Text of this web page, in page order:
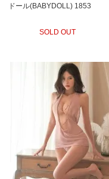
ドール(BABYDOLL) 1853
SOLD OUT